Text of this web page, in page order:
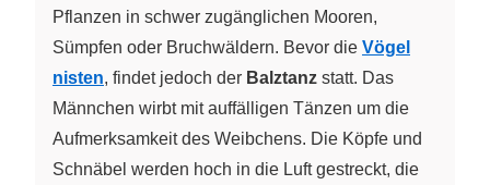
Pflanzen in schwer zugänglichen Mooren,
Sümpfen oder Bruchwäldern. Bevor die Vögel
nisten, findet jedoch der Balztanz statt. Das
Männchen wirbt mit auffälligen Tänzen um die
Aufmerksamkeit des Weibchens. Die Köpfe und
Schnäbel werden hoch in die Luft gestreckt, die